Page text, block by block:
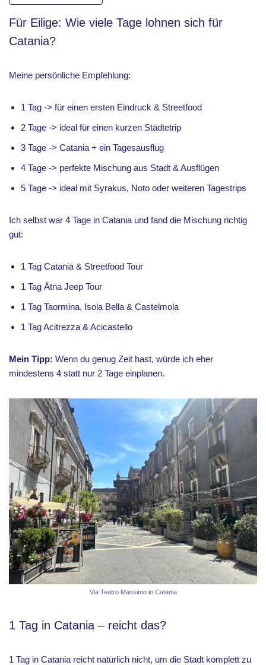
Für Eilige: Wie viele Tage lohnen sich für
Catania?
Meine persönliche Empfehlung:
1 Tag -> für einen ersten Eindruck & Streetfood
2 Tage -> ideal für einen kurzen Städtetrip
3 Tage -> Catania + ein Tagesausflug
4 Tage -> perfekte Mischung aus Stadt & Ausflügen
5 Tage -> ideal mit Syrakus, Noto oder weiteren Tagestrips
Ich selbst war 4 Tage in Catania und fand die Mischung richtig
gut:
1 Tag Catania & Streetfood Tour
1 Tag Ätna Jeep Tour
1 Tag Taormina, Isola Bella & Castelmola
1 Tag Acitrezza & Acicastello
Mein Tipp: Wenn du genug Zeit hast, würde ich eher
mindestens 4 statt nur 2 Tage einplanen.
Via Teatro Massimo in Catania
1 Tag in Catania – reicht das?
1 Tag in Catania reicht natürlich nicht, um die Stadt komplett zu